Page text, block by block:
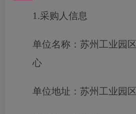
1.采购人信息
单位名称：苏州工业园
心
单位地址：苏州工业园